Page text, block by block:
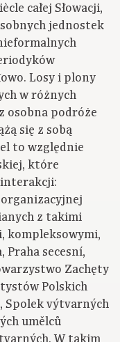
całej Słowacji,
jednostek
Losy i plony
w różnych
osobna podróże
się z sobą
to względnie
które
interakcji:
z takimi
kompleksowymi,
Praha secesní,
Zachęty
Polskich
Spolek výtvarných
umělců